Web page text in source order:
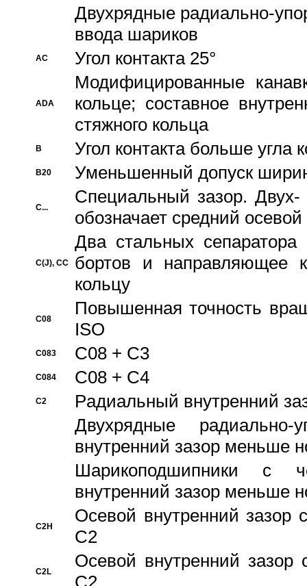
Двухрядные радиально-
ввода шариков
AC Угол контакта 25°
ADA
Модифицированные
кольце; составное
стяжного кольца
B Угол контакта больше угла
B20 Уменьшенный допуск
C...
Специальный зазор.
обозначает средний
C(J), CC
Два стальных сепаратора
бортов и направляющее
кольцу
C08
Повышенная точность
ISO
C083 C08 + C3
C084 C08 + C4
C2
Pадиальный внутренний
Двухрядные радиально-
внутренний зазор меньше
Шарикоподшипники с
внутренний зазор меньше
C2H
Осевой внутренний зазор
C2
C2L
Осевой внутренний зазор
C2